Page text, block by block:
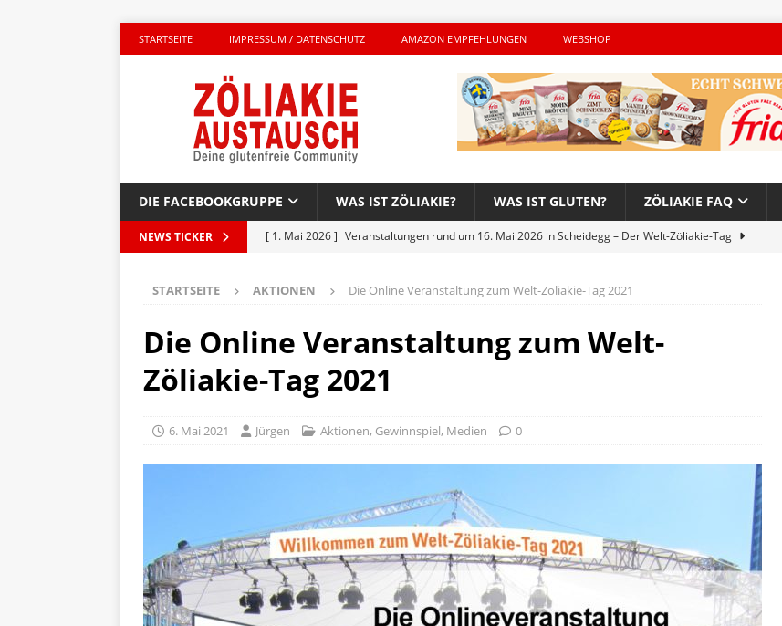
STARTSEITE IMPRESSUM / DATENSCHUTZ AMAZON EMPFEHLUNGEN WEBSHOP
DIE FACEBOOKGRUPPE WAS IST ZÖLIAKIE? WAS IST GLUTEN? ZÖLIAKIE FAQ
NEWS TICKER [ 1. Mai 2026 ] Veranstaltungen rund um 16. Mai 2026 in Scheidegg – Der Welt-Zöliakie-Tag
[ 27. April 2026 ] Komplett glutenfreie Woche bei Hans im Glück – Es geht auch 2026 weiter!
AKTIONEN
Kinderbuch – Der unerwünschte Gast von Hendrikje Balsmeyer
PRODUKTTEST
[ 5. April 2026 ]
ALLGEMEIN
STARTSEITE AKTIONEN Die Online Veranstaltung zum Welt-Zöliakie-Tag 2021
Die Online Veranstaltung zum Welt-
Zöliakie-Tag 2021
6. Mai 2021 Jürgen Aktionen, Gewinnspiel, Medien 0